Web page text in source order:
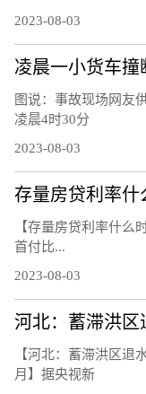
2023-08-03
图说：事故现场网友
凌晨4时30分
2023-08-03
【存量房贷利率什么
首付比...
2023-08-03
【河北：蓄滞洪区退
月】据央视新